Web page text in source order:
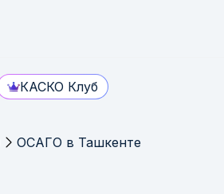
КАСКО Клуб
ОСАГО в Ташкенте